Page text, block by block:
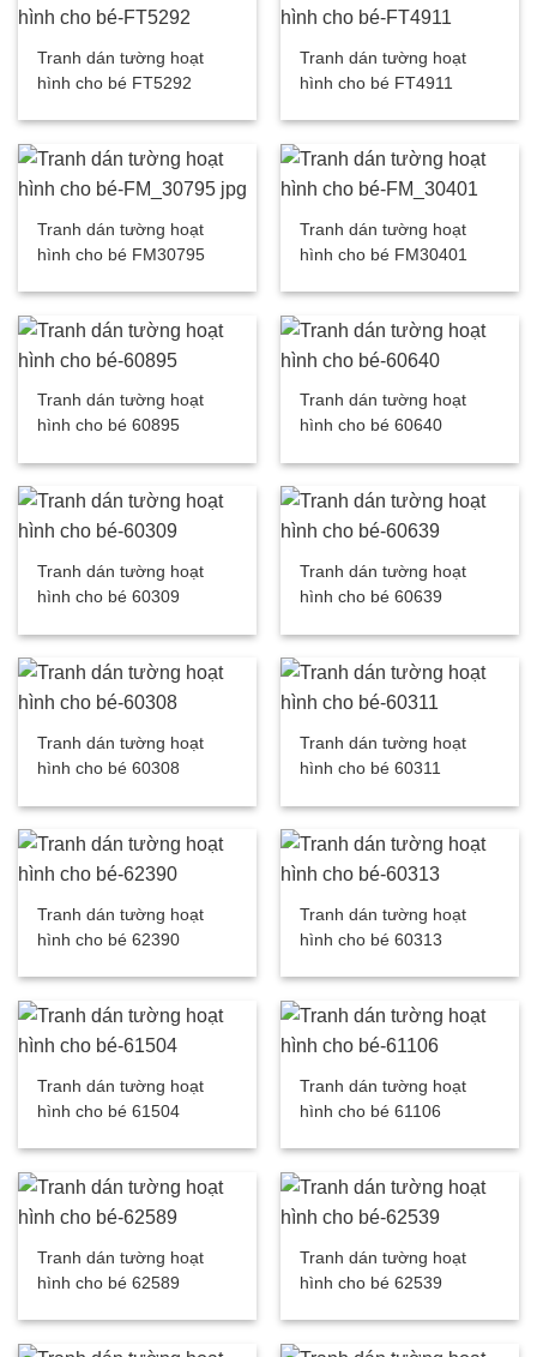
Tranh dán tường hoạt
hình cho bé FT5292
Tranh dán tường hoạt
hình cho bé FT4911
Tranh dán tường hoạt
hình cho bé FM30795
Tranh dán tường hoạt
hình cho bé FM30401
Tranh dán tường hoạt
hình cho bé 60895
Tranh dán tường hoạt
hình cho bé 60640
Tranh dán tường hoạt
hình cho bé 60309
Tranh dán tường hoạt
hình cho bé 60639
Tranh dán tường hoạt
hình cho bé 60308
Tranh dán tường hoạt
hình cho bé 60311
Tranh dán tường hoạt
hình cho bé 62390
Tranh dán tường hoạt
hình cho bé 60313
Tranh dán tường hoạt
hình cho bé 61504
Tranh dán tường hoạt
hình cho bé 61106
Tranh dán tường hoạt
hình cho bé 62589
Tranh dán tường hoạt
hình cho bé 62539